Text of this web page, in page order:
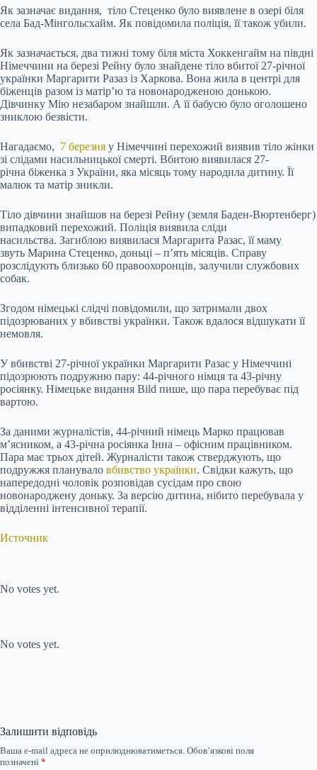
Як зазначає видання, тіло Стеценко було виявлене в озері біля
села Бад-Мінгольсхайм. Як повідомила поліція, її також убили.
Як зазначається, два тижні тому біля міста Хоккенгайм на півдні
Німеччини на березі Рейну було знайдене тіло вбитої 27-річної
українки Маргарити Разаз із Харкова. Вона жила в центрі для
біженців разом із матір’ю та новонародженою донькою.
Дівчинку Мію незабаром знайшли. А її бабусю було оголошено
зниклою безвісти.
Нагадаємо, 7 березня у Німеччині перехожий виявив тіло жінки
зі слідами насильницької смерті. Вбитою виявилася 27-
річна біженка з України, яка місяць тому народила дитину. Її
малюк та матір зникли.
Тіло дівчини знайшов на березі Рейну (земля Баден-Вюртенберг)
випадковий перехожий. Поліція виявила сліди
насильства. Загиблою виявилася Маргарита Разас, її маму
звуть Марина Стеценко, доньці – п’ять місяців. Справу
розслідують близько 60 правоохоронців, залучили службових
собак.
Згодом німецькі слідчі повідомили, що затримали двох
підозрюваних у вбивстві українки. Також вдалося відшукати її
немовля.
У вбивстві 27-річної українки Маргарити Разас у Німеччині
підозрюють подружню пару: 44-річного німця та 43-річну
росіянку. Німецьке видання Bild пише, що пара перебуває під
вартою.
За даними журналістів, 44-річний німець Марко працював
м’ясником, а 43-річна росіянка Інна – офісним працівником.
Пара має трьох дітей. Журналісти також стверджують, що
подружжя планувало вбивство українки. Свідки кажуть, що
напередодні чоловік розповідав сусідам про свою
новонароджену доньку. За версію дитина, нібито перебувала у
відділенні інтенсивної терапії.
Источник
No votes yet.
No votes yet.
Залишити відповідь
Ваша e-mail адреса не оприлюднюватиметься. Обов’язкові поля
позначені *